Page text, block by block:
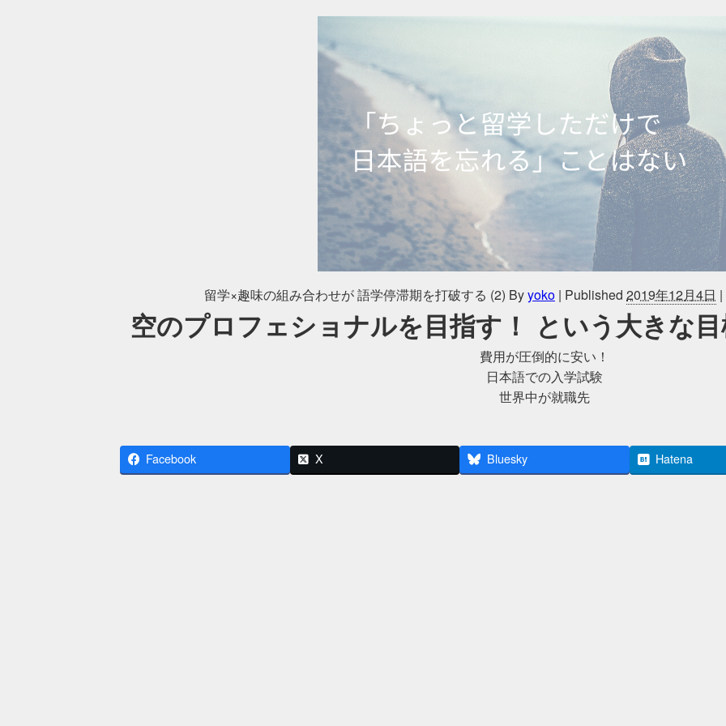
留学×趣味の組み合わせが 語学停滞期を打破する (2) Byyoko | Published 2019年12月4日 |
空のプロフェショナルを目指す！ という大きな
費用が圧倒的に安い！
日本語での入学試験
世界中が就職先
Facebook X Bluesky Hatena